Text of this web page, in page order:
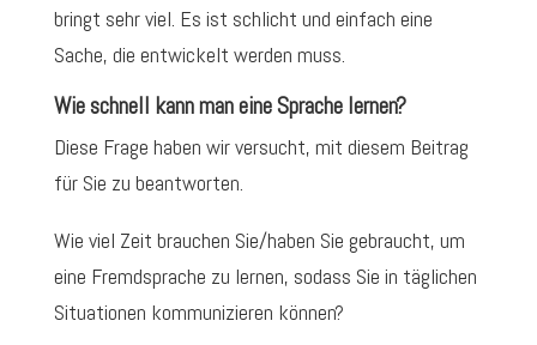
bringt sehr viel. Es ist schlicht und einfach eine
Sache, die entwickelt werden muss.
Wie schnell kann man eine Sprache lernen?
Diese Frage haben wir versucht, mit diesem Beitrag
für Sie zu beantworten.
Wie viel Zeit brauchen Sie/haben Sie gebraucht, um
eine Fremdsprache zu lernen, sodass Sie in täglichen
Situationen kommunizieren können?